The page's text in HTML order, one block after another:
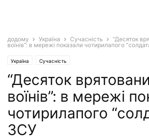
додому Україна Сучасність
“Десяток
воїнів”: в мережі показали чотирилапого
Україна Сучасність
“Десяток
воїнів”: в мережі
чотирилапого
ЗСУ